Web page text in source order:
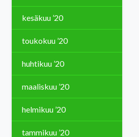
kesäkuu ’20
toukokuu ’20
huhtikuu ’20
maaliskuu ’20
helmikuu ’20
tammikuu ’20